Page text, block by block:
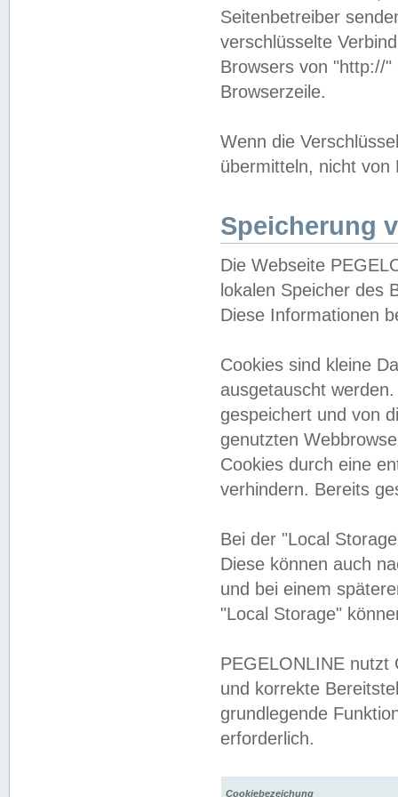
Seitenbetreiber
verschlüsselte
Browsers von "http://
Browserzeile.
Wenn die
übermitteln, nicht von
Speicherung
Die Webseite
lokalen Speicher des
Diese Informationen
Cookies sind kleine
ausgetauscht
gespeichert und von
genutzten
Cookies durch eine
verhindern. Bereits
Bei der "Local
Diese können auch
und bei einem
"Local Storage"
PEGELONLINE nutzt
und korrekte
grundlegende
erforderlich.
Cookiebezeichung